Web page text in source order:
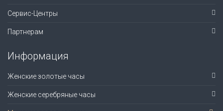
Сервис-Центры
Партнерам
Информация
Женские золотые часы
Женские серебряные часы